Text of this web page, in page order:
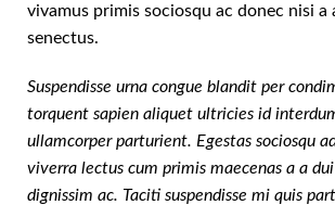
vivamus primis sociosqu ac donec nisi a
senectus.
Suspendisse urna congue blandit per
torquent sapien aliquet ultricies id
ullamcorper parturient. Egestas sociosqu
viverra lectus cum primis maecenas a a
dignissim ac. Taciti suspendisse mi quis